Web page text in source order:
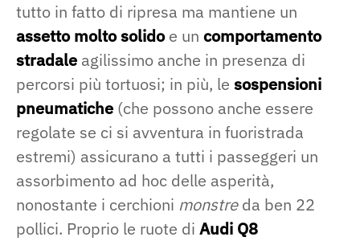
tutto in fatto di ripresa ma mantiene un
assetto molto solidoe un comportamento
stradale agilissimo anche in presenza di
percorsi più tortuosi; in più, le sospensioni
pneumatiche (che possono anche essere
regolate se ci si avventura in fuoristrada
estremi) assicurano a tutti i passeggeri un
assorbimento ad hoc delle asperità,
nonostante i cerchioni monstreda ben 22
pollici. Proprio le ruote di Audi Q8